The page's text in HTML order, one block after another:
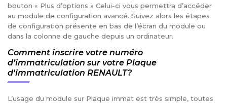
bouton « Plus d’options » Celui-ci vous permettra d’accéder
au module de configuration avancé. Suivez alors les étapes
de configuration présente en bas de l’écran du module ou
dans la colonne de gauche depuis un ordinateur.
Comment inscrire votre numéro
d’immatriculation sur votre Plaque
d'immatriculation RENAULT?
L’usage du module sur Plaque immat est très simple, toutes